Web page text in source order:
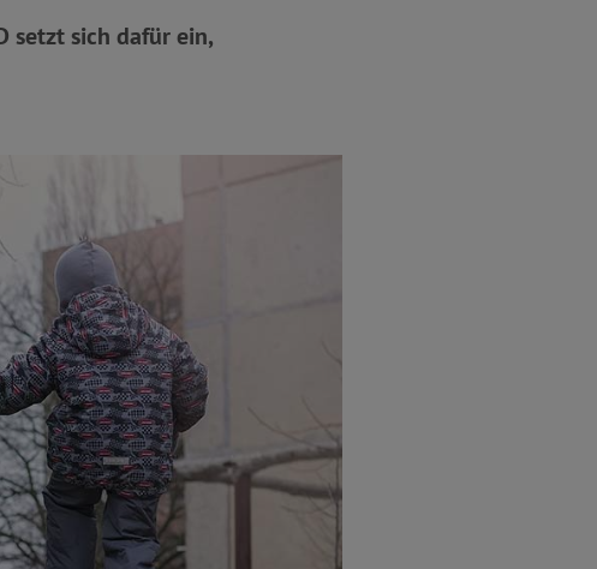
setzt sich dafür ein,